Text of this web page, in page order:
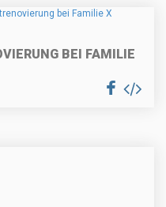
BEI FAMILIE